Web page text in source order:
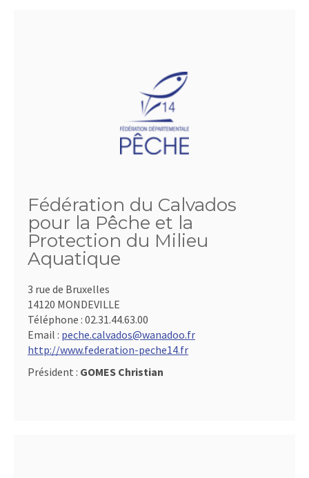
Fédération du Calvados
pour la Pêche et la
Protection du Milieu
Aquatique
3 rue de Bruxelles
14120 MONDEVILLE
Téléphone : 02.31.44.63.00
Email : peche.calvados@wanadoo.fr
http://www.federation-peche14.fr
Président : GOMES Christian